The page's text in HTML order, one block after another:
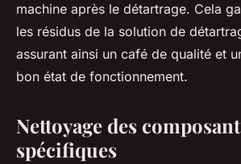
machine après le détartrage. Cela
les résidus de la solution de
assurant ainsi un café de qualité et
bon état de fonctionnement.
Nettoyage des
spécifiques